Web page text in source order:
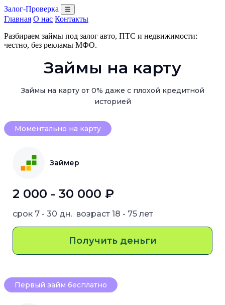
Залог-Проверка ☰
Главная О нас Контакты
Разбираем займы под залог авто, ПТС и недвижимости:
честно, без рекламы МФО.
Займы на карту
Займы на карту от 0% даже с плохой кредитной
историей
Моментально на карту
Займер
2 000 - 30 000 ₽
срок 7 - 30 дн. возраст 18 - 75 лет
Получить деньги
Первый займ бесплатно